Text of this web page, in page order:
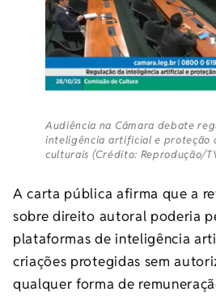
Audiência na Câmara debate
inteligência artificial e proteção
culturais (Crédito: Reprodução/
A carta pública afirma que a
sobre direito autoral poderia
plataformas de inteligência
criações protegidas sem
qualquer forma de